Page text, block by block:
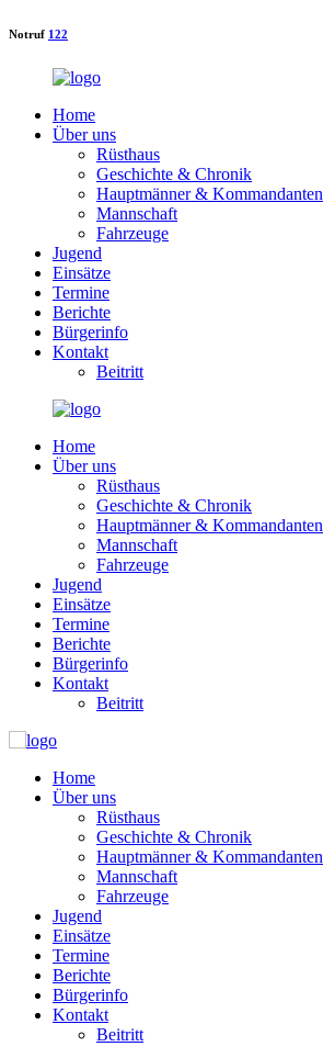
Notruf 122
Home
Über uns
Rüsthaus
Geschichte & Chronik
Hauptmänner & Kommandanten
Mannschaft
Fahrzeuge
Jugend
Einsätze
Termine
Berichte
Bürgerinfo
Kontakt
Beitritt
Home
Über uns
Rüsthaus
Geschichte & Chronik
Hauptmänner & Kommandanten
Mannschaft
Fahrzeuge
Jugend
Einsätze
Termine
Berichte
Bürgerinfo
Kontakt
Beitritt
Home
Über uns
Rüsthaus
Geschichte & Chronik
Hauptmänner & Kommandanten
Mannschaft
Fahrzeuge
Jugend
Einsätze
Termine
Berichte
Bürgerinfo
Kontakt
Beitritt